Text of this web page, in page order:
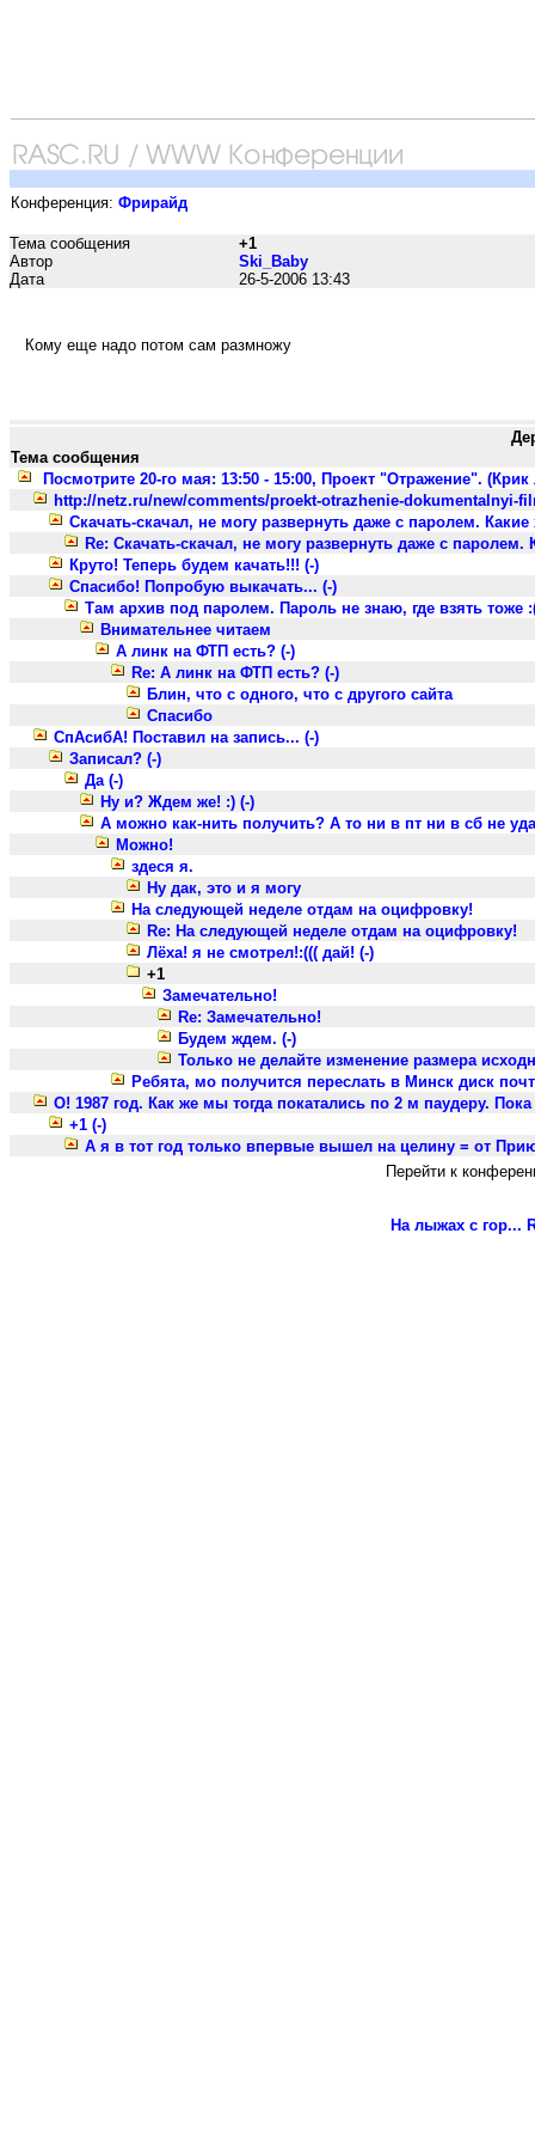
Конференция: Фрирайд
Тема сообщения
+1
Автор
Ski_Baby
Дата
26-5-2006 13:43
Кому еще надо потом сам размножу
Тема сообщения
Посмотрите 20-го мая: 13:50 - 15:00, Проект "Отражение".
http://netz.ru/new/comments/proekt-otrazhenie-dokumentalnyi-
Скачать-скачал, не могу развернуть даже с паролем. Какие
Re: Скачать-скачал, не могу развернуть даже с паролем.
Круто! Теперь будем качать!!! (-)
Спасибо! Попробую выкачать... (-)
Там архив под паролем. Пароль не знаю, где взять тоже
Внимательнее читаем
А линк на ФТП есть? (-)
Re: А линк на ФТП есть? (-)
Блин, что с одного, что с другого сайта
Спасибо
СпАсибА! Поставил на запись... (-)
Записал? (-)
Да (-)
Ну и? Ждем же! :) (-)
А можно как-нить получить? А то ни в пт ни в сб не
Можно!
здеся я.
Ну дак, это и я могу
На следующей неделе отдам на оцифровку!
Re: На следующей неделе отдам на оцифровку!
Лёха! я не смотрел!:((( дай! (-)
+1
Замечательно!
Re: Замечательно!
Будем ждем. (-)
Только не делайте изменение размера
Ребята, мо получится переслать в Минск диск
О! 1987 год. Как же мы тогда покатались по 2 м паудеру.
+1 (-)
А я в тот год только впервые вышел на целину = от
Перейти к
На лыжах с гор...